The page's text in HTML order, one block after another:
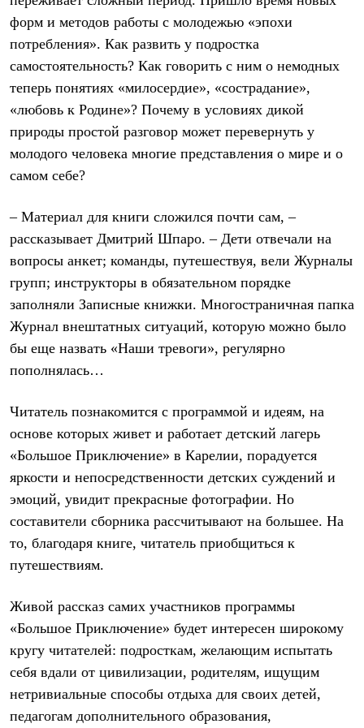
Термобелье
Теплое термобелье
Среднее термобелье
Легкое термобелье
Лёгкая одежда
Футболки
Рубашки
Толстовки
Брюки
Женская одежда
Утепленная пухом
Жилеты
Утепленная синтетикой
Брюки
Штормовая одежда
Куртки
Брюки
Рубашки
Толстовки
Термобелье
Теплое термобелье
Легкое термобелье
Флисовая одежда
Брюки
Детская одежда
Утепленная пухом
Комбинезоны
Брюки
Утепленная синтетикой
Куртки
Брюки
Футболки
Толстовки
форм и методов работы с молодежью «эпохи
потребления». Как развить у подростка
самостоятельность? Как говорить с ним о немодных
теперь понятиях «милосердие», «сострадание»,
«любовь к Родине»? Почему в условиях дикой
природы простой разговор может перевернуть у
молодого человека многие представления о мире и о
самом себе?
– Материал для книги сложился почти сам, –
рассказывает Дмитрий Шпаро. – Дети отвечали на
вопросы анкет; команды, путешествуя, вели Журналы
групп; инструкторы в обязательном порядке
заполняли Записные книжки. Многостраничная папка
Журнал внештатных ситуаций, которую можно было
бы еще назвать «Наши тревоги», регулярно
пополнялась…
Читатель познакомится с программой и идеям, на
основе которых живет и работает детский лагерь
«Большое Приключение» в Карелии, порадуется
яркости и непосредственности детских суждений и
эмоций, увидит прекрасные фотографии. Но
составители сборника рассчитывают на большее. На
то, благодаря книге, читатель приобщиться к
путешествиям.
Живой рассказ самих участников программы
«Большое Приключение» будет интересен широкому
кругу читателей: подросткам, желающим испытать
себя вдали от цивилизации, родителям, ищущим
нетривиальные способы отдыха для своих детей,
педагогам дополнительного образования,